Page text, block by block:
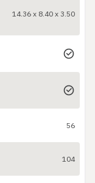
14.36 x 8.40 x 3.50
56
104